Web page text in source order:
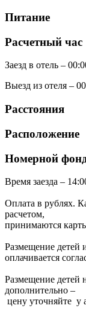
Питание
Расчетный час
Заезд в отель –
Выезд из отеля –
Расстояния
Расположение
Номерной
Время заезда –
Оплата в рублях.
расчетом,
принимаются
Размещение детей
оплачивается
Размещение детей
дополнительно –
цену уточняйте у